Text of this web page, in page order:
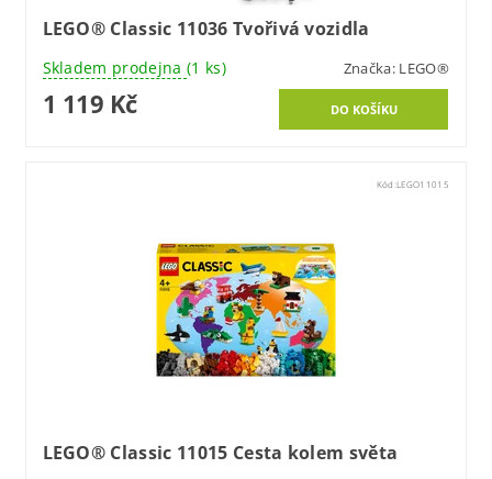
LEGO® Classic 11036 Tvořivá vozidla
Skladem prodejna (1 ks) Značka: LEGO®
1 119 Kč
Kód:LEGO11015
LEGO® Classic 11015 Cesta kolem světa